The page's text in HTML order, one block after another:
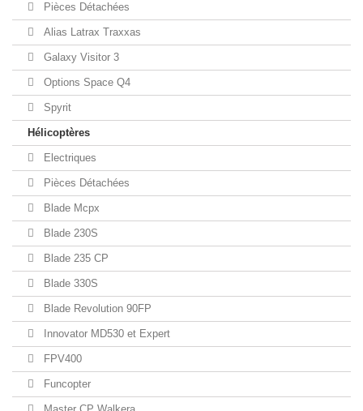
Pièces Détachées
Alias Latrax Traxxas
Galaxy Visitor 3
Options Space Q4
Spyrit
Hélicoptères
Electriques
Pièces Détachées
Blade Mcpx
Blade 230S
Blade 235 CP
Blade 330S
Blade Revolution 90FP
Innovator MD530 et Expert
FPV400
Funcopter